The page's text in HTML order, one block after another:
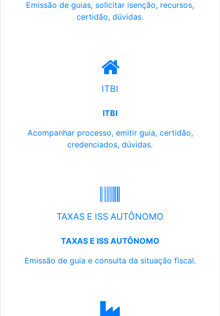
Emissão de guias, solicitar isenção, recursos,
certidão, dúvidas.
ITBI
ITBI
Acompanhar processo, emitir guia, certidão,
credenciados, dúvidas.
TAXAS E ISS AUTÔNOMO
TAXAS E ISS AUTÔNOMO
Emissão de guia e consulta da situação fiscal.